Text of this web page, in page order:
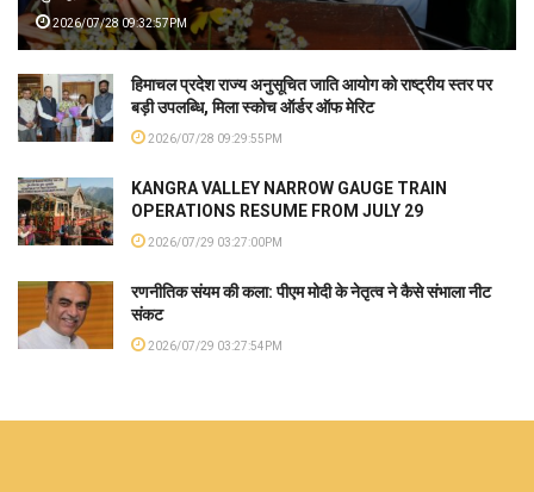
2026/07/28 09:32:57PM
हिमाचल प्रदेश राज्य अनुसूचित जाति आयोग को राष्ट्रीय स्तर पर
बड़ी उपलब्धि, मिला स्कोच ऑर्डर ऑफ मेरिट
2026/07/28 09:29:55PM
KANGRA VALLEY NARROW GAUGE TRAIN
OPERATIONS RESUME FROM JULY 29
2026/07/29 03:27:00PM
रणनीतिक संयम की कला: पीएम मोदी के नेतृत्व ने कैसे संभाला नीट
संकट
2026/07/29 03:27:54PM